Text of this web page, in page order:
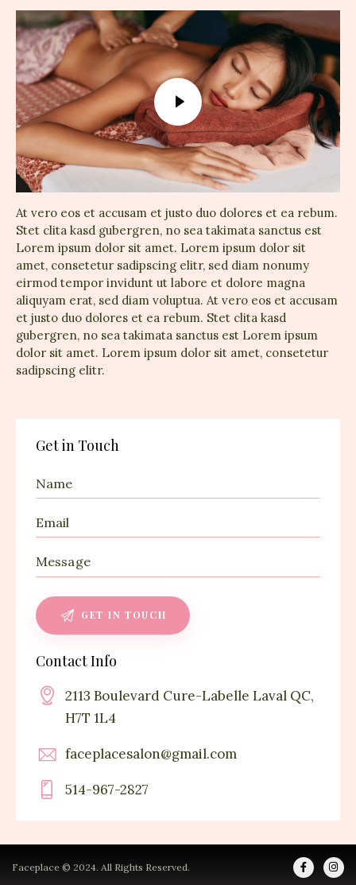
At vero eos et accusam et justo duo dolores et ea rebum.
Stet clita kasd gubergren, no sea takimata sanctus est
Lorem ipsum dolor sit amet. Lorem ipsum dolor sit
amet, consetetur sadipscing elitr, sed diam nonumy
eirmod tempor invidunt ut labore et dolore magna
aliquyam erat, sed diam voluptua. At vero eos et accusam
et justo duo dolores et ea rebum. Stet clita kasd
gubergren, no sea takimata sanctus est Lorem ipsum
dolor sit amet. Lorem ipsum dolor sit amet, consetetur
sadipscing elitr.
Get in Touch
Contact Info
2113 Boulevard Cure-Labelle Laval QC,
H7T 1L4
faceplacesalon@gmail.com
514-967-2827
Faceplace © 2024. All Rights Reserved.